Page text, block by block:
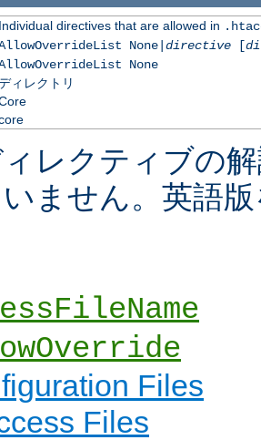
Individual directives that are allowed in
None| directive[
None
ィレクトリ
レクティブの
ません。英語
Files
Files